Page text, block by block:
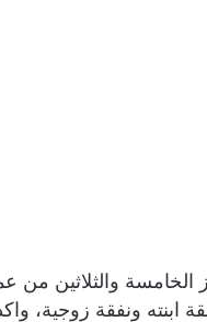
الخامسة والثلاثين
ابنته ونفقة زوجية،